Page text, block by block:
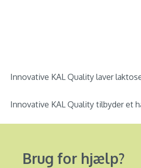
Innovative KAL Quality laver
Innovative KAL Quality tilbyder et
Brug for hjælp?